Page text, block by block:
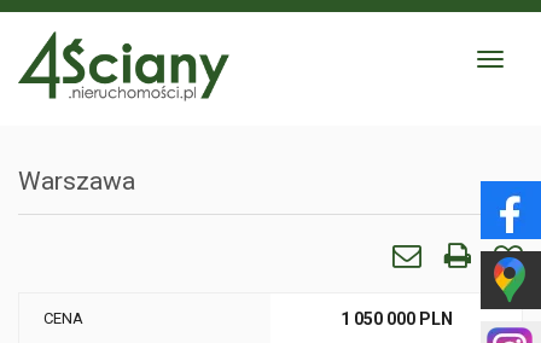
Toggle
Warszawa
CENA 1 050 000 PLN